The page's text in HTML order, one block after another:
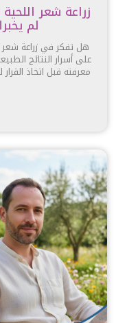
لم
على أسرار النتائج
معرفته قبل اتخاذ